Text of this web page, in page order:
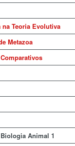
Teoria Evolutiva
Metazoa
Animal 1